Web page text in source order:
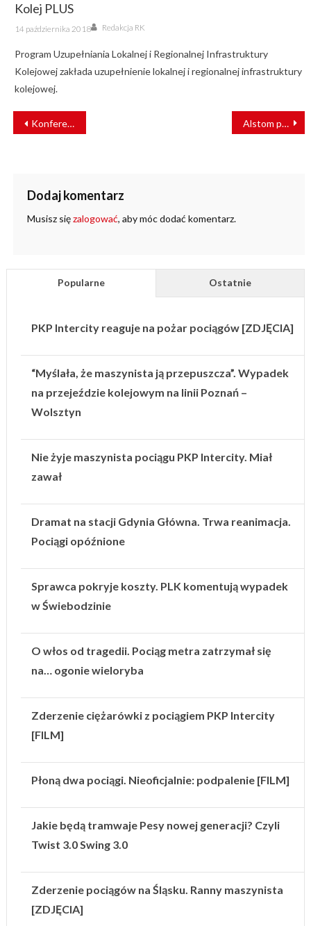
Kolej PLUS
Posted
on
14 października 2018 Author
Redakcja RK
Program Uzupełniania Lokalnej i Regionalnej Infrastruktury
Kolejowej zakłada uzupełnienie lokalnej i regionalnej infrastruktury
kolejowej.
NAWIGACJA
WPISU
Konferencja prasowa, kampanie informacyjne – tramwajarze ostrzegają pieszych Alstom podsumowuje pierwszy rok akcji „Wolni od plastiku”
Dodaj komentarz
Musisz sięzalogować, aby móc dodać komentarz.
Popularne Ostatnie
PKP Intercity reaguje na pożar pociągów [ZDJĘCIA]
“Myślała, że maszynista ją przepuszcza”. Wypadek
na przejeździe kolejowym na linii Poznań –
Wolsztyn
Nie żyje maszynista pociągu PKP Intercity. Miał
zawał
Dramat na stacji Gdynia Główna. Trwa reanimacja.
Pociągi opóźnione
Sprawca pokryje koszty. PLK komentują wypadek
w Świebodzinie
O włos od tragedii. Pociąg metra zatrzymał się
na… ogonie wieloryba
Zderzenie ciężarówki z pociągiem PKP Intercity
[FILM]
Płoną dwa pociągi. Nieoficjalnie: podpalenie [FILM]
Jakie będą tramwaje Pesy nowej generacji? Czyli
Twist 3.0 Swing 3.0
Zderzenie pociągów na Śląsku. Ranny maszynista
[ZDJĘCIA]